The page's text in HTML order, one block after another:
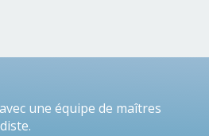
une équipe de maîtres